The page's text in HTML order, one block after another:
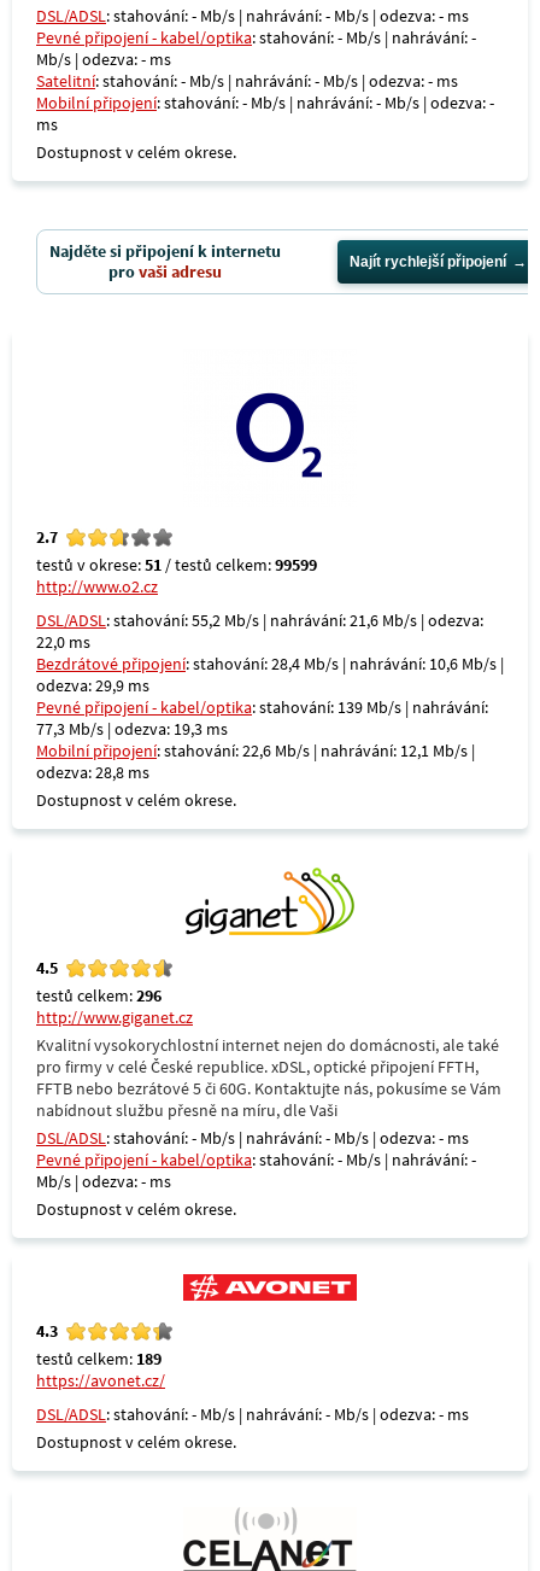
DSL/ADSL: stahování: - Mb/s | nahrávání: - Mb/s | odezva: - ms
Pevné připojení - kabel/optika: stahování: - Mb/s | nahrávání: -
Mb/s | odezva: - ms
Satelitní: stahování: - Mb/s | nahrávání: - Mb/s | odezva: - ms
Mobilní připojení: stahování: - Mb/s | nahrávání: - Mb/s | odezva: -
ms
Dostupnost v celém okrese.
Najděte si připojení k internetu
provaši adresu Najít rychlejší připojení
2.7
testů v okrese:51 / testů celkem:99599
http://www.o2.cz
DSL/ADSL: stahování: 55,2 Mb/s | nahrávání: 21,6 Mb/s | odezva:
22,0 ms
Bezdrátové připojení: stahování: 28,4 Mb/s | nahrávání: 10,6 Mb/s |
odezva: 29,9 ms
Pevné připojení - kabel/optika: stahování: 139 Mb/s | nahrávání:
77,3 Mb/s | odezva: 19,3 ms
Mobilní připojení: stahování: 22,6 Mb/s | nahrávání: 12,1 Mb/s |
odezva: 28,8 ms
Dostupnost v celém okrese.
4.5
testů celkem:296
http://www.giganet.cz
Kvalitní vysokorychlostní internet nejen do domácnosti, ale také
pro firmy v celé České republice. xDSL, optické připojení FFTH,
FFTB nebo bezrátové 5 či 60G. Kontaktujte nás, pokusíme se Vám
nabídnout službu přesně na míru, dle Vaši
DSL/ADSL: stahování: - Mb/s | nahrávání: - Mb/s | odezva: - ms
Pevné připojení - kabel/optika: stahování: - Mb/s | nahrávání: -
Mb/s | odezva: - ms
Dostupnost v celém okrese.
4.3
testů celkem: 189
https://avonet.cz/
DSL/ADSL: stahování: - Mb/s | nahrávání: - Mb/s | odezva: - ms
Dostupnost v celém okrese.